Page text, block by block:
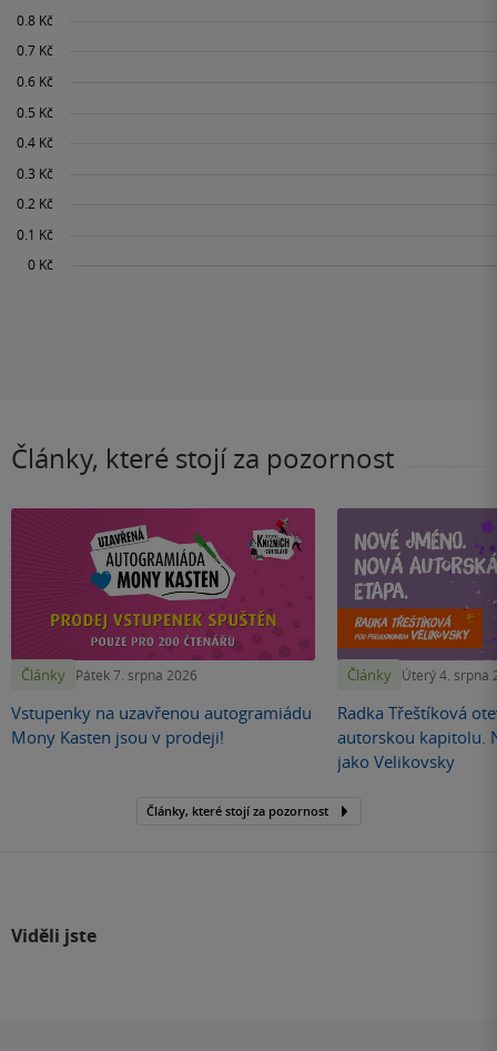
Články, které stojí za pozornost
Články Pátek 7. srpna 2026
Vstupenky na uzavřenou autogramiádu
Mony Kasten jsou v prodeji!
Články Úterý 4. srpna
Radka Třeštíková
autorskou kapitolu.
jako Velikovsky
Články, které stojí za pozornost
Viděli jste